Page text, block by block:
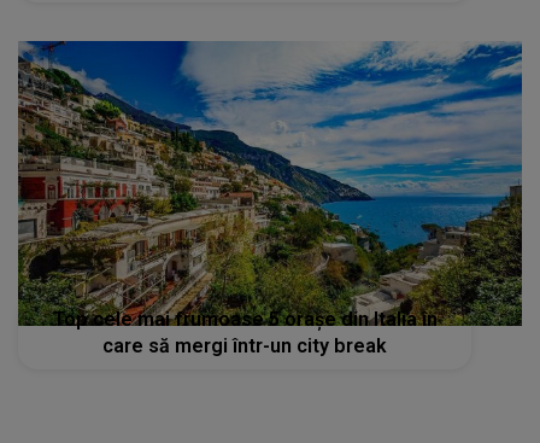
Top cele mai frumoase 5 orașe din Italia în
care să mergi într-un city break